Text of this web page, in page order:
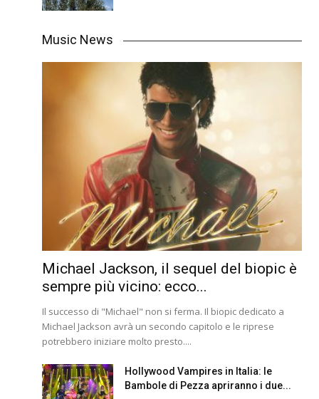
Music News
Michael Jackson, il sequel del biopic è
sempre più vicino: ecco...
Il successo di "Michael" non si ferma. Il biopic dedicato a
Michael Jackson avrà un secondo capitolo e le riprese
potrebbero iniziare molto presto....
Hollywood Vampires in Italia: le
Bambole di Pezza apriranno i due...